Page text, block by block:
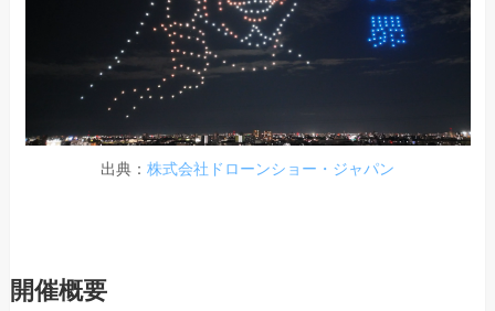
出典： 株式会社ドローンショー・ジャパン
開催概要